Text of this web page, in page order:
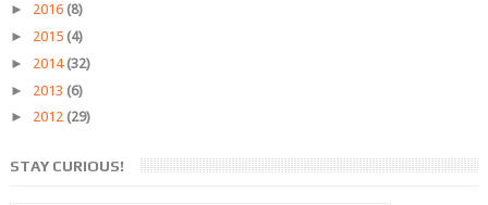
► 2016 (8)
► 2015 (4)
► 2014 (32)
► 2013 (6)
► 2012 (29)
STAY CURIOUS!